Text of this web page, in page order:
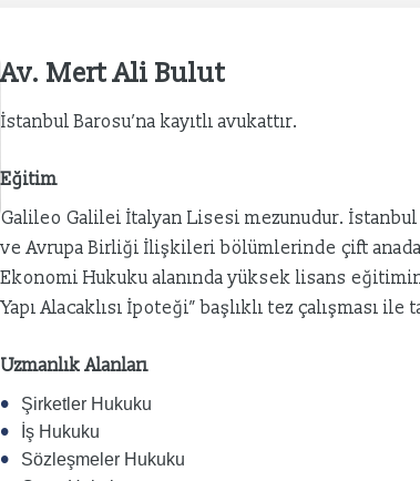
Av. Mert Ali Bulut
İstanbul Barosu’na kayıtlı avukattır.
Eğitim
Galileo Galilei İtalyan Lisesi mezunudur.
ve Avrupa Birliği İlişkileri bölümlerinde çift
Ekonomi Hukuku alanında yüksek lisans
Yapı Alacaklısı İpoteği” başlıklı tez çalışması ile
Uzmanlık Alanları
Şirketler Hukuku
İş Hukuku
Sözleşmeler Hukuku